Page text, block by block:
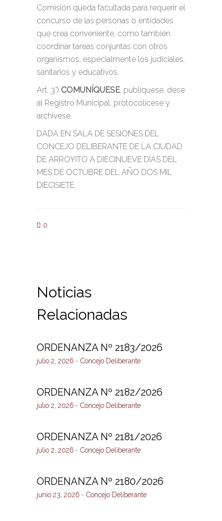
Comisión queda facultada para requerir el
concurso de las personas o entidades
que crea conveniente, como también
coordinar tareas conjuntas con otros
organismos, especialmente los judiciales,
sanitarios y educativos.
Art. 3°) COMUNÍQUESE, publíquese, dese
al Registro Municipal, protocolícese y
archívese.
DADA EN SALA DE SESIONES DEL
CONCEJO DELIBERANTE DE LA CIUDAD
DE ARROYITO A DIECINUEVE DÍAS DEL
MES DE OCTUBRE DEL AÑO DOS MIL
DIECISIETE.
0
Noticias
Relacionadas
ORDENANZA Nº 2183/2026
julio 2, 2026 Concejo Deliberante
ORDENANZA Nº 2182/2026
julio 2, 2026 Concejo Deliberante
ORDENANZA Nº 2181/2026
julio 2, 2026 Concejo Deliberante
ORDENANZA Nº 2180/2026
junio 23, 2026 Concejo Deliberante